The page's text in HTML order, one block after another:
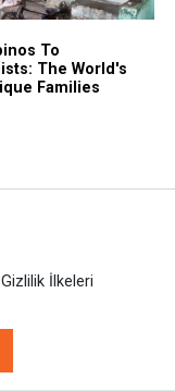
Gizlilik İlkeleri